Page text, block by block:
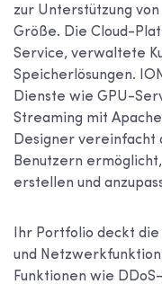
zur Unterstützung
Größe. Die Cloud-
Service, verwaltete
Speicherlösungen.
Dienste wie GPU-
Streaming mit
Designer vereinfacht
Benutzern
erstellen und
Ihr Portfolio deckt
und
Funktionen wie